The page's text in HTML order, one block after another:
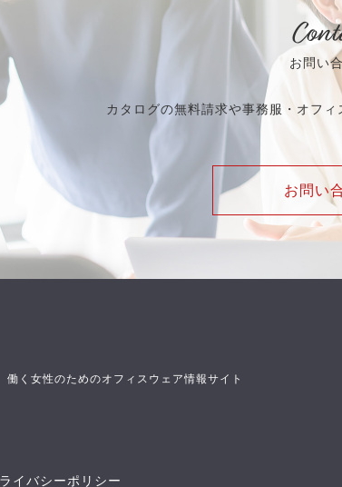
お問い
カタログの無料請求や事務服・オフ
お問い
働く女性のためのオフィスウェア情報サイト
イバシーポリシー